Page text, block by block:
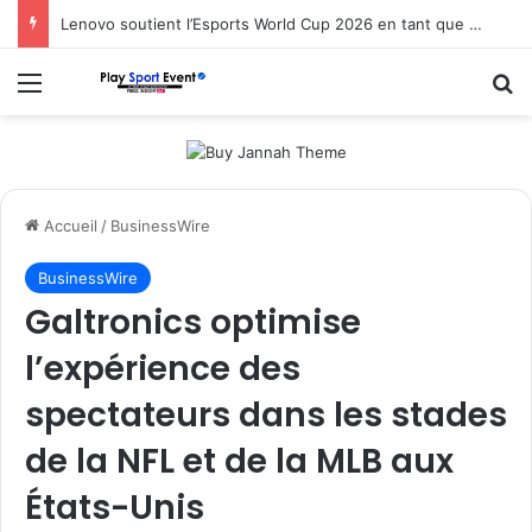
Lenovo soutient l’Esports World Cup 2026 en tant que partenaire fondateur
Menu
Accueil / BusinessWire
BusinessWire
Galtronics optimise
l’expérience des
spectateurs dans les stades
de la NFL et de la MLB aux
États-Unis